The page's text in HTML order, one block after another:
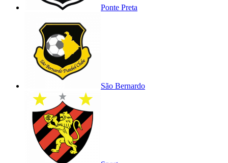
Ponte Preta
São Bernardo